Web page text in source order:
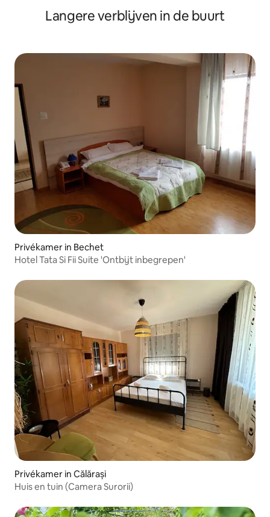
Langere verblijven in de buurt
Privékamer in Bechet
Hotel Tata Si Fii Suite 'Ontbijt inbegrepen'
Privékamer in Călărași
Huis en tuin (Camera Surorii)